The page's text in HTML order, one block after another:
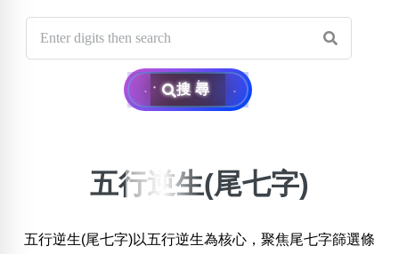
搜尋
位置:
五行逆生(尾七字)
五行逆生(尾七字)以五行逆生為核心，聚焦尾七字篩選條